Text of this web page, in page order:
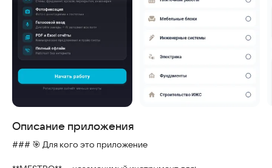
Описание приложения
### 🎯 Для кого это приложение